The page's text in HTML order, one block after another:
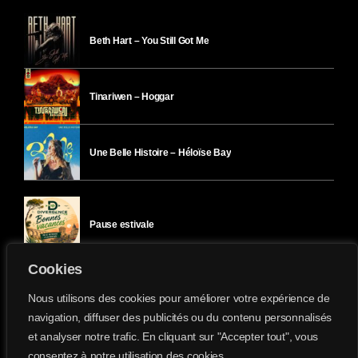
Cookies
Nous utilisons des cookies pour améliorer votre expérience de
navigation, diffuser des publicités ou du contenu personnalisés
et analyser notre trafic. En cliquant sur "Accepter tout", vous
Beth Hart – You Still Got Me
Tinariwen – Hoggar
Une Belle Histoire – Héloïse Bay
Pause estivale
Ici l’Ombre – mardi 28 juillet